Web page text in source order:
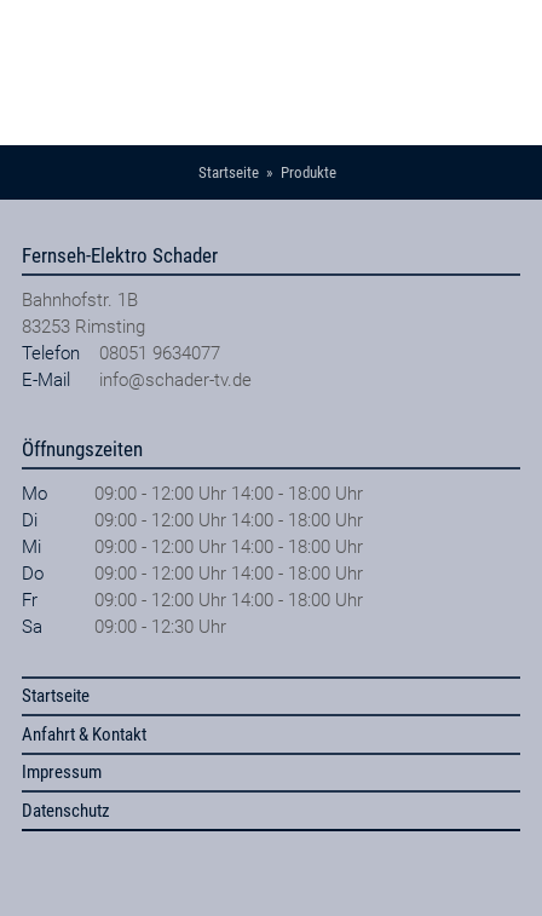
Startseite Produkte
Fernseh-Elektro Schader
Bahnhofstr. 1B
83253 Rimsting
Telefon
08051 9634077
E-Mail
info@schader-tv.de
Öffnungszeiten
Mo
09:00 - 12:00 Uhr 14:00 - 18:00 Uhr
Di
09:00 - 12:00 Uhr 14:00 - 18:00 Uhr
Mi
09:00 - 12:00 Uhr 14:00 - 18:00 Uhr
Do
09:00 - 12:00 Uhr 14:00 - 18:00 Uhr
Fr
09:00 - 12:00 Uhr 14:00 - 18:00 Uhr
Sa
09:00 - 12:30 Uhr
Startseite
Anfahrt & Kontakt
Impressum
Datenschutz